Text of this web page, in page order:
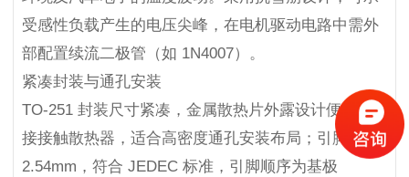
受感性负载产生的电压尖峰，在电机驱动电路中需外
部配置续流二极管（如 1N4007）。
紧凑封装与通孔安装
TO-251 封装尺寸紧凑，金属散热片外露设计便于直
接接触散热器，适合高密度通孔安装布局；引脚间距
2.54mm，符合 JEDEC 标准，引脚顺序为基极